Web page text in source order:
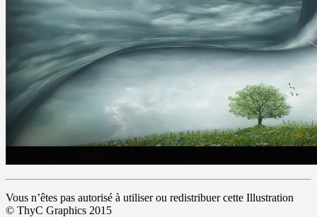
Vous n’êtes pas autorisé à utiliser ou redistribuer cette Illustration
© ThyC Graphics 2015